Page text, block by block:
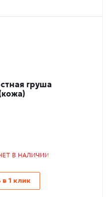
груша
в 1 клик